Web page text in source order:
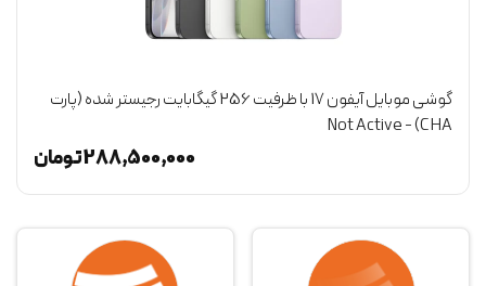
گوشی موبایل آیفون 17 با ظرفیت 256 گیگابایت رجیستر شده (پارت
CHA) - Not Active
288,500,000تومان